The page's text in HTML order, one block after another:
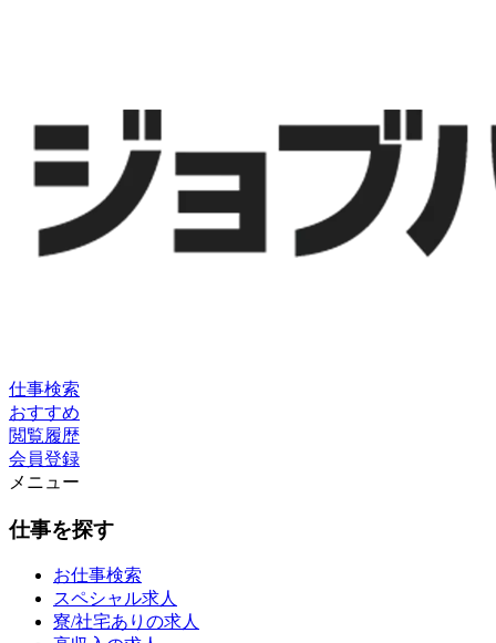
仕事検索
おすすめ
閲覧履歴
会員登録
メニュー
仕事を探す
お仕事検索
スペシャル求人
寮/社宅ありの求人